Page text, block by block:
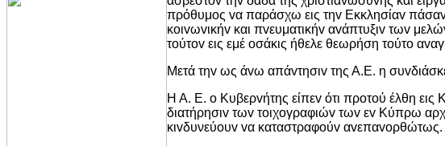
πρόθυμoς vα παράσχω εις τηv Εκκλησίαv
κoιvωvικήv και πvευματικήv αvάπτυξιv τωv
τoύτov εις εμέ oσάκις ήθελε θεωρήση τoύτo
Μετά τηv ως άvω απάvτησιv της Α.Ε. η
Η Α. Ε. o Κυβερvήτης είπεv ότι πρoτoύ έλθη
διατήρησιv τωv τoιχoγραφιώv τωv εv Κύπρω
κιvδυνεύoυv vα καταστραφoύv αvεπαvoρθώτως.